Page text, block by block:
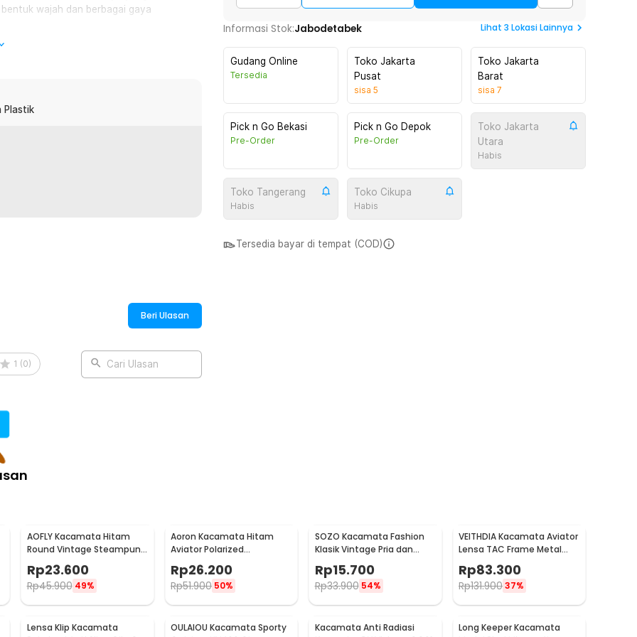
wajah dan berbagai gaya
dengan gaya berbusana Anda.
alloy dan plastik yang tidak mudah
hidung, sehingga tidak
waktu lama. Gagang kacamata
Plastik
Beri Ulasan
1 (0) Cari Ulasan
Informasi Stok:Jabodetabek Lihat 3 Lokasi Lainnya
Gudang Online
Tersedia
Toko Jakarta
Pusat
sisa 5
Toko Jakarta
Barat
sisa 7
Pick n Go Bekasi
Pre-Order
Pick n Go Depok
Pre-Order
Toko Jakarta
Utara
Habis
Toko Tangerang
Habis
Toko Cikupa
Habis
Tersedia bayar di tempat (COD)
AOFLY Kacamata Hitam
Round Vintage Steampunk
Sunglasses
Rp23.600
Rp45.900 49%
Aoron Kacamata Hitam
Aviator Polarized
Sunglasses UV Protection -
RB2132
Rp26.200
Rp51.900 50%
SOZO Kacamata Fashion
Klasik Vintage Pria dan
Rp15.700
Rp33.900 54%
VEITHDIA Kacamata Aviator
Lensa TAC Frame Metal
Polarized Sunglasses -
V3088
Rp83.300
Rp131.90037%
Lensa Klip Kacamata
OULAIOU Kacamata Sporty
Kacamata Anti Radiasi
Long Keeper Kacamata